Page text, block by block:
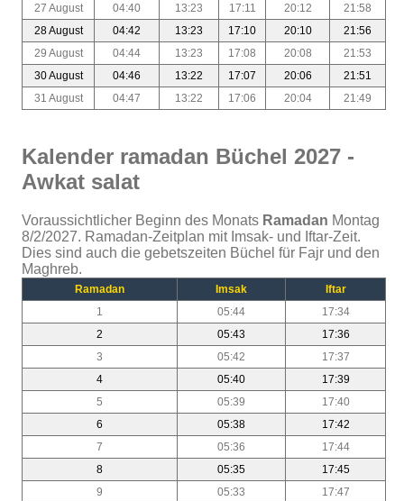
27 August
04:40 13:23 17:11 20:12
21:58
28 August
04:42 13:23 17:10 20:10
21:56
29 August
04:44 13:23 17:08 20:08
21:53
30 August
04:46 13:22 17:07 20:06
21:51
31 August
04:47 13:22 17:06 20:04 21:49
Kalender ramadan Büchel 2027 -
Awkat salat
Voraussichtlicher Beginn des Monats Ramadan Montag
8/2/2027. Ramadan-Zeitplan mit Imsak- und Iftar-Zeit.
Dies sind auch die gebetszeiten Büchel für Fajr und den
Maghreb.
Ramadan Imsak
Iftar
1
05:44
17:34
2
05:43
17:36
3
05:42
17:37
4
05:40
17:39
5
05:39
17:40
6
05:38
17:42
7
05:36
17:44
8
05:35
17:45
9
05:33
17:47